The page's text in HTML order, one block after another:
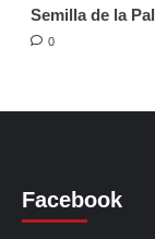
Semilla de la
0
Facebook